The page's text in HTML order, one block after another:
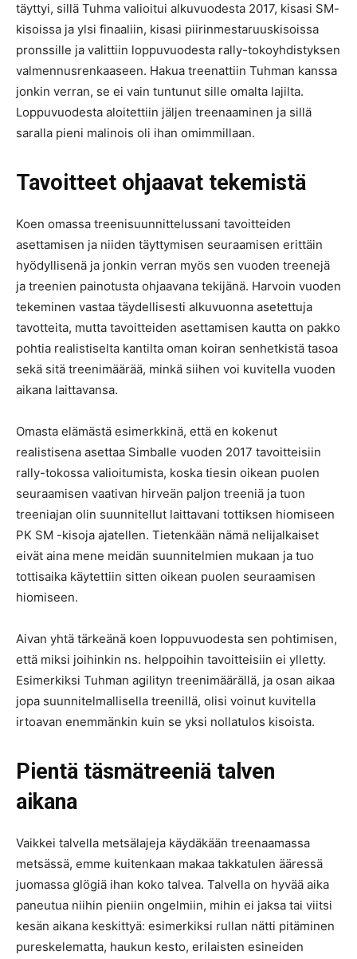
täyttyi, sillä Tuhma valioitui alkuvuodesta 2017, kisasi SM-
kisoissa ja ylsi finaaliin, kisasi piirinmestaruuskisoissa
pronssille ja valittiin loppuvuodesta rally-tokoyhdistyksen
valmennusrenkaaseen. Hakua treenattiin Tuhman kanssa
jonkin verran, se ei vain tuntunut sille omalta lajilta.
Loppuvuodesta aloitettiin jäljen treenaaminen ja sillä
saralla pieni malinois oli ihan omimmillaan.
Tavoitteet ohjaavat tekemistä
Koen omassa treenisuunnittelussani tavoitteiden
asettamisen ja niiden täyttymisen seuraamisen erittäin
hyödyllisenä ja jonkin verran myös sen vuoden treenejä
ja treenien painotusta ohjaavana tekijänä. Harvoin vuoden
tekeminen vastaa täydellisesti alkuvuonna asetettuja
tavotteita, mutta tavoitteiden asettamisen kautta on pakko
pohtia realistiselta kantilta oman koiran senhetkistä tasoa
sekä sitä treenimäärää, minkä siihen voi kuvitella vuoden
aikana laittavansa.
Omasta elämästä esimerkkinä, että en kokenut
realistisena asettaa Simballe vuoden 2017 tavoitteisiin
rally-tokossa valioitumista, koska tiesin oikean puolen
seuraamisen vaativan hirveän paljon treeniä ja tuon
treeniajan olin suunnitellut laittavani tottiksen hiomiseen
PK SM -kisoja ajatellen. Tietenkään nämä nelijalkaiset
eivät aina mene meidän suunnitelmien mukaan ja tuo
tottisaika käytettiin sitten oikean puolen seuraamisen
hiomiseen.
Aivan yhtä tärkeänä koen loppuvuodesta sen pohtimisen,
että miksi joihinkin ns. helppoihin tavoitteisiin ei ylletty.
Esimerkiksi Tuhman agilityn treenimäärällä, ja osan aikaa
jopa suunnitelmallisella treenillä, olisi voinut kuvitella
irtoavan enemmänkin kuin se yksi nollatulos kisoista.
Pientä täsmätreeniä talven
aikana
Vaikkei talvella metsälajeja käydäkään treenaamassa
metsässä, emme kuitenkaan makaa takkatulen ääressä
juomassa glögiä ihan koko talvea. Talvella on hyvää aika
paneutua niihin pieniin ongelmiin, mihin ei jaksa tai viitsi
kesän aikana keskittyä: esimerkiksi rullan nätti pitäminen
pureskelematta, haukun kesto, erilaisten esineiden